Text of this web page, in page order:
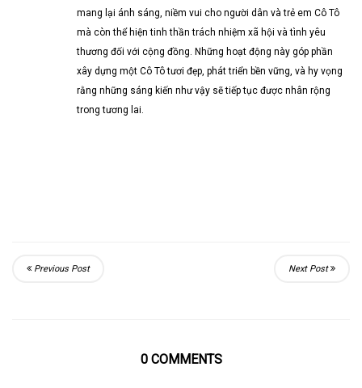
mang lại ánh sáng, niềm vui cho người dân và trẻ em Cô Tô
mà còn thể hiện tinh thần trách nhiệm xã hội và tình yêu
thương đối với cộng đồng. Những hoạt động này góp phần
xây dựng một Cô Tô tươi đẹp, phát triển bền vững, và hy vọng
rằng những sáng kiến như vậy sẽ tiếp tục được nhân rộng
trong tương lai.
Previous Post Next Post
0 COMMENTS